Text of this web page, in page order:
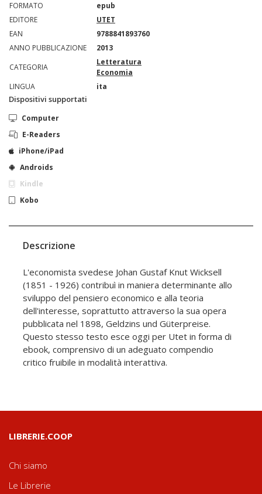
FORMATO
epub
EDITORE
UTET
EAN
9788841893760
ANNO PUBBLICAZIONE
2013
CATEGORIA
Letteratura
Economia
LINGUA
ita
Dispositivi supportati
Computer
E-Readers
iPhone/iPad
Androids
Kindle
Kobo
Descrizione
L'economista svedese Johan Gustaf Knut Wicksell
(1851 - 1926) contribuì in maniera determinante allo
sviluppo del pensiero economico e alla teoria
dell'interesse, soprattutto attraverso la sua opera
pubblicata nel 1898, Geldzins und Güterpreise.
Questo stesso testo esce oggi per Utet in forma di
ebook, comprensivo di un adeguato compendio
critico fruibile in modalità interattiva.
LIBRERIE.COOP
Chi siamo
Le Librerie